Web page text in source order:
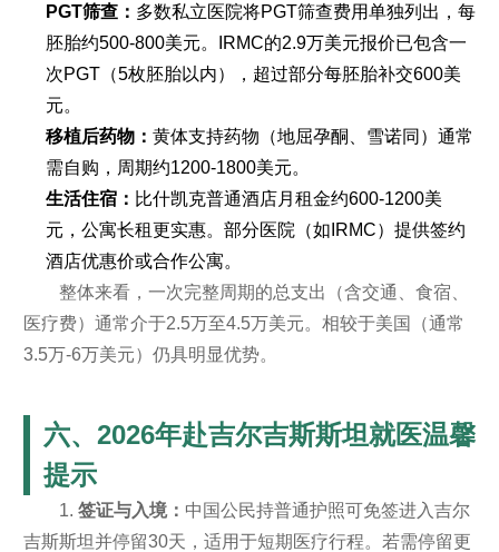
PGT筛查： 多数私立医院将PGT筛查费用单独列出，每
胚胎约500-800美元。IRMC的2.9万美元报价已包含一
次PGT（5枚胚胎以内），超过部分每胚胎补交600美
元。
移植后药物： 黄体支持药物（地屈孕酮、雪诺同）通常
需自购，周期约1200-1800美元。
生活住宿： 比什凯克普通酒店月租金约600-1200美
元，公寓长租更实惠。部分医院（如IRMC）提供签约
酒店优惠价或合作公寓。
整体来看，一次完整周期的总支出（含交通、食宿、
医疗费）通常介于2.5万至4.5万美元。相较于美国（通常
3.5万-6万美元）仍具明显优势。
六、2026年赴吉尔吉斯斯坦就医温馨
提示
1. 签证与入境： 中国公民持普通护照可免签进入吉尔
吉斯斯坦并停留30天，适用于短期医疗行程。若需停留更